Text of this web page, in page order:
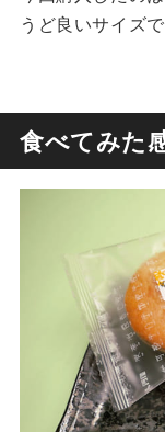
うど良いサイズで
食べてみた